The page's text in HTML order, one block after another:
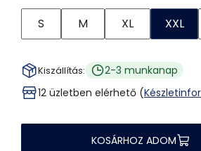
S M XL XXL
Kiszállítás:
2-3 munkanap
12 üzletben elérhető (
KOSÁRHOZ ADOM